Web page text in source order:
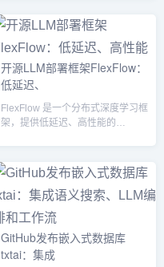
开源LLM部署框架FlexFlow：
低延迟、
FlexFlow 是一个分布式深度学习框
架，提供低延迟、高性能的
GitHub发布嵌入式数据库
txtai：集成